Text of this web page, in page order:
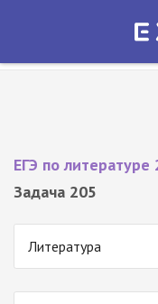
Экзамер —
ЕГЭ по литературе
Задача 205
Литература